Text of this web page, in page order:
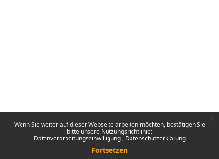
Wenn Sie weiter auf dieser Webseite arbeiten möchten, bestätigen Sie
bitte unsere Nutzungsrichtlinie:
Datenverarbeitungseinwilligung Datenschutzerklärung
Fortsetzen